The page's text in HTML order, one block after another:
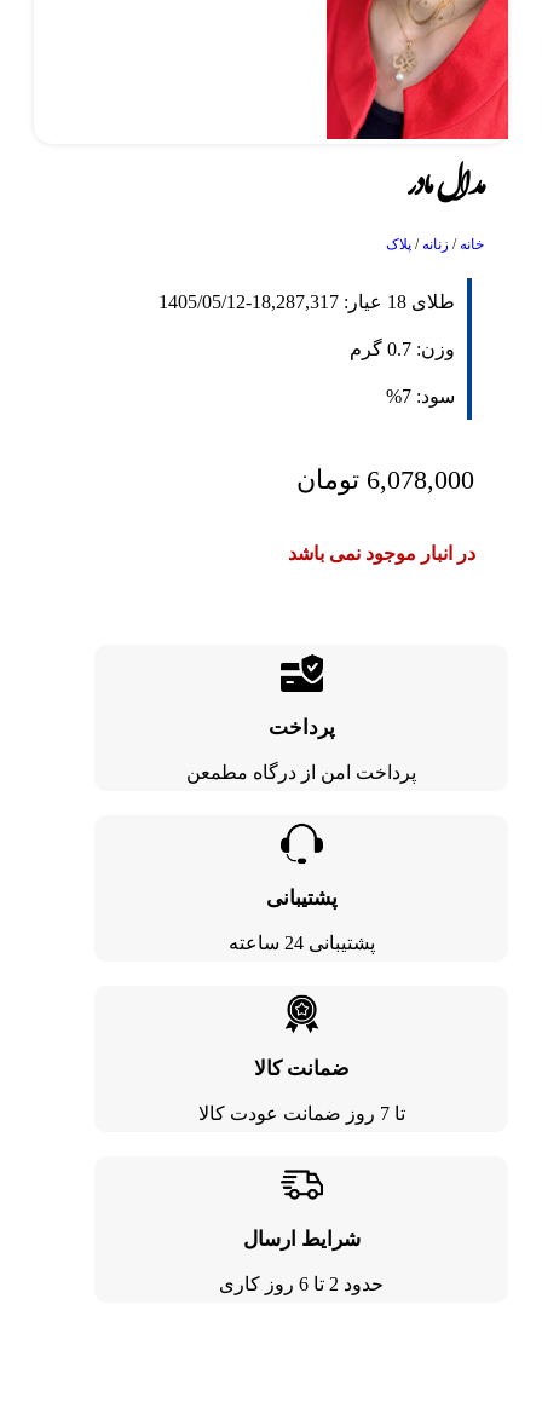
مدال مادر
خانه/ زنانه/ پلاک
طلای 18 عیار: 18,287,317
-
1405/05/12
وزن: 0.7 گرم
سود: 7%
6,078,000 تومان
در انبار موجود نمی باشد
پرداخت
پرداخت امن از درگاه مطمعن
پشتیبانی
پشتیبانی 24 ساعته
ضمانت کالا
تا 7 روز ضمانت عودت کالا
شرایط ارسال
حدود 2 تا 6 روز کاری